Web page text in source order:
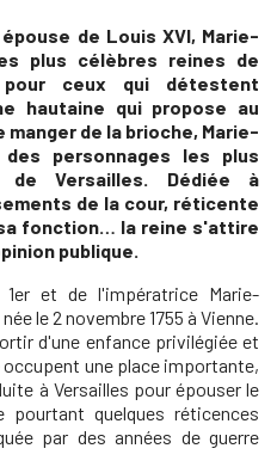
de Louis XVI, Marie-
plus célèbres reines de
ceux qui détestent
hautaine qui propose au
manger de la brioche, Marie-
personnages les plus
Versailles. Dédiée à
de la cour, réticente
fonction… la reine s'attire
publique.
et de l'impératrice Marie-
le 2 novembre 1755 à Vienne.
d'une enfance privilégiée et
occupent une place importante,
à Versailles pour épouser le
quelques réticences
par des années de guerre